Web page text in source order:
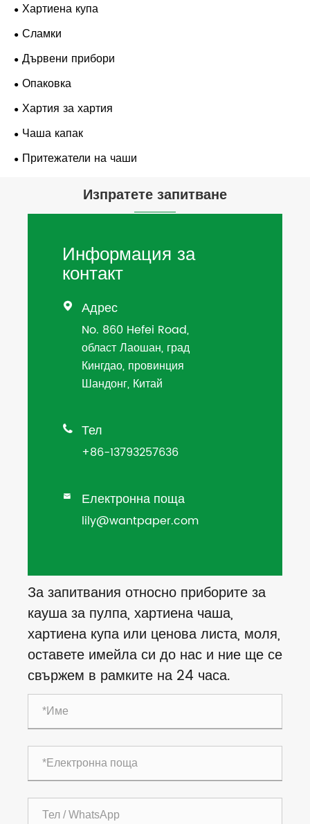
Хартиена купа
Сламки
Дървени прибори
Опаковка
Хартия за хартия
Чаша капак
Притежатели на чаши
Изпратете запитване
Информация за
контакт
 Адрес
No. 860 Hefei Road,
област Лаошан, град
Кингдао, провинция
Шандонг, Китай
 Тел
+86-13793257636
 Електронна поща
lily@wantpaper.com
За запитвания относно приборите за
кауша за пулпа, хартиена чаша,
хартиена купа или ценова листа, моля,
оставете имейла си до нас и ние ще се
свържем в рамките на 24 часа.